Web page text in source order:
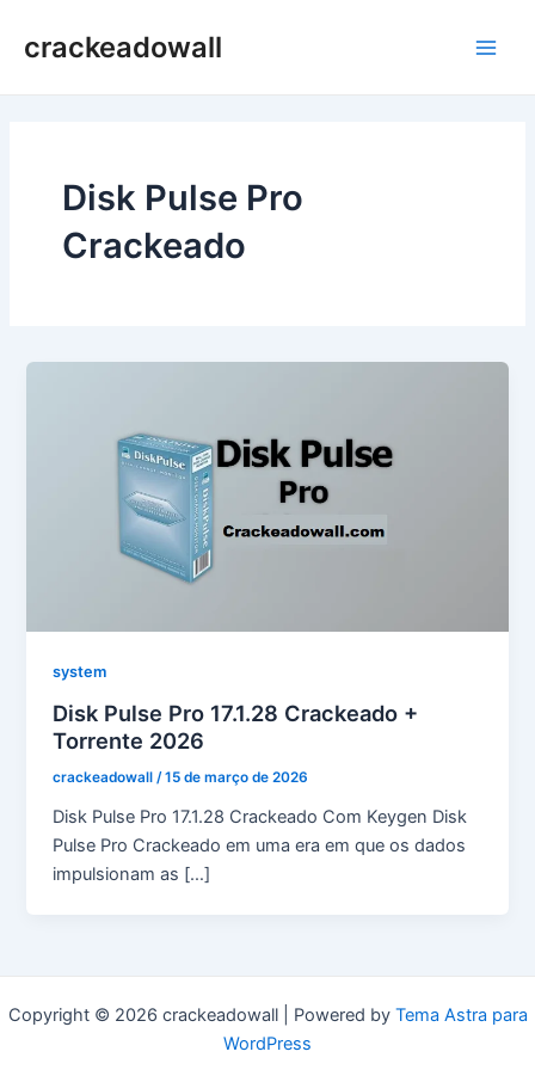
paracrackeadowall
Disk Pulse Pro
Crackeado
system
Disk Pulse Pro 17.1.28 Crackeado +
Torrente 2026
crackeadowall/15 de março de 2026
Disk Pulse Pro 17.1.28 Crackeado Com Keygen Disk
Pulse Pro Crackeado em uma era em que os dados
impulsionam as […]
Copyright © 2026 crackeadowall | Powered by Tema Astra para
WordPress